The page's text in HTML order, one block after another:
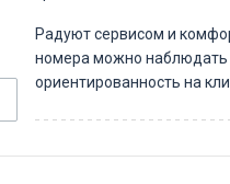
Радуют сервисом и
номера можно наблюдать
ориентированность на
Беноа интересен не